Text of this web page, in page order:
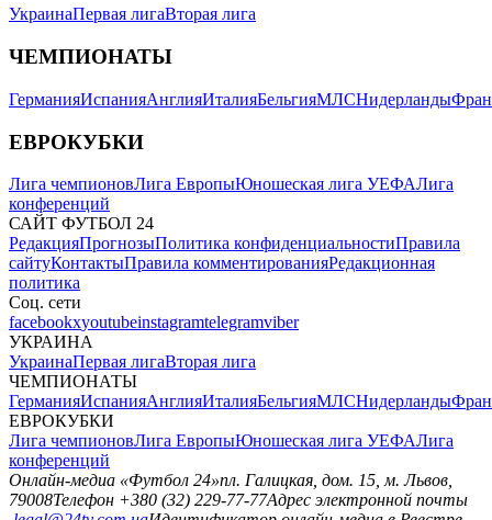
УкраинаПервая лигаВторая лига
ЧЕМПИОНАТЫ
ГерманияИспанияАнглияИталияБельгияМЛСНидерланды
ЕВРОКУБКИ
Лига чемпионовЛига ЕвропыЮношеская лига УЕФАЛига
конференций
САЙТ ФУТБОЛ 24
РедакцияПрогнозыПолитика конфиденциальностиПравила
сайтуКонтактыПравила комментированияРедакционная
политика
Соц. сети
facebookxyoutubeinstagramtelegramviber
УКРАИНА
УкраинаПервая лигаВторая лига
ЧЕМПИОНАТЫ
ГерманияИспанияАнглияИталияБельгияМЛСНидерланды
ЕВРОКУБКИ
Лига чемпионовЛига ЕвропыЮношеская лига УЕФАЛига
конференций
Онлайн-медиа «Футбол 24»пл. Галицкая, дом. 15, м. Львов,
79008Телефон +380 (32) 229-77-77Адрес электронной почты